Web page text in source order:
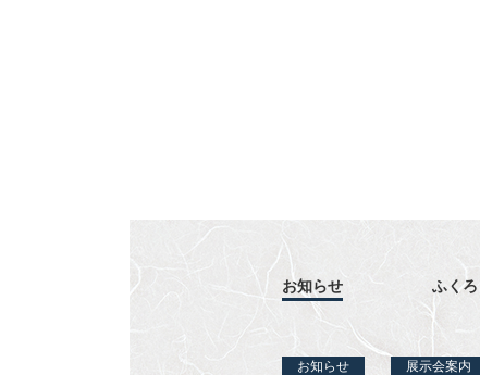
お知らせ ふく
お知らせ 展示会案内